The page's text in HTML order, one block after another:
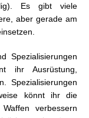
Es gibt viele
aber gerade am
Spezialisierungen
ihr Ausrüstung,
Spezialisierungen
könnt ihr die
verbessern